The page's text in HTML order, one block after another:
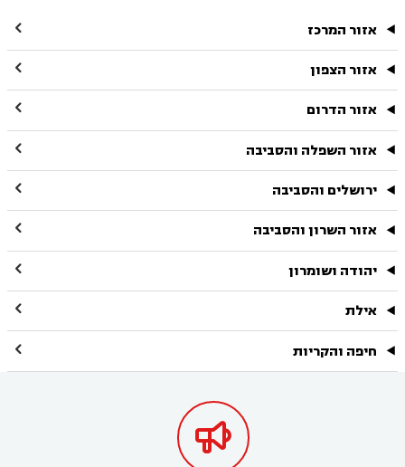
אזור המרכז 
אזור הצפון 
אזור הדרום 
אזור השפלה והסביבה 
ירושלים והסביבה 
אזור השרון והסביבה 
יהודה ושומרון 
אילת 
חיפה והקריות 
